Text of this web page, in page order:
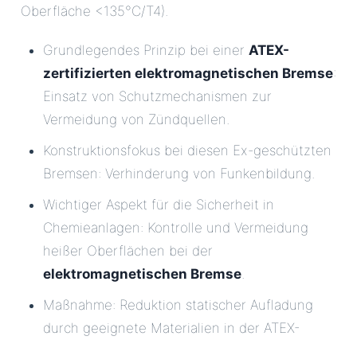
Oberfläche <135°C/T4).
Grundlegendes Prinzip bei einer ATEX-
zertifizierten elektromagnetischen Bremse:
Einsatz von Schutzmechanismen zur
Vermeidung von Zündquellen.
Konstruktionsfokus bei diesen Ex-geschützten
Bremsen: Verhinderung von Funkenbildung.
Wichtiger Aspekt für die Sicherheit in
Chemieanlagen: Kontrolle und Vermeidung
heißer Oberflächen bei der
elektromagnetischen Bremse.
Maßnahme: Reduktion statischer Aufladung
durch geeignete Materialien in der ATEX-